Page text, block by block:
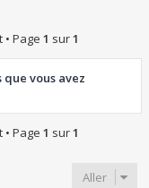
Page 1 sur1
vous avez
Page 1 sur1
Aller